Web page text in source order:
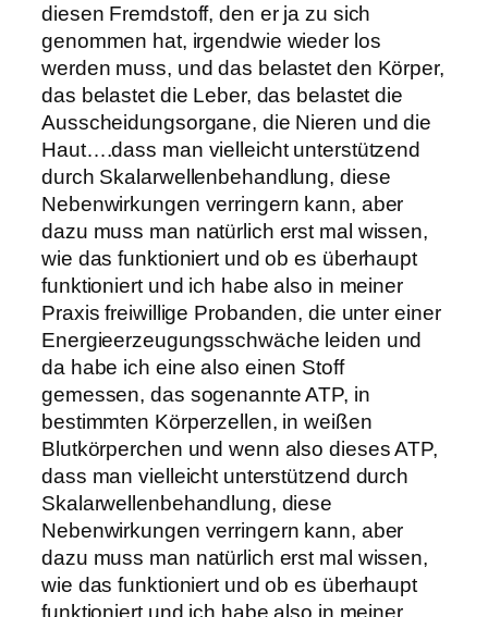
diesen Fremdstoff, den er ja zu sich
genommen hat, irgendwie wieder los
werden muss, und das belastet den Körper,
das belastet die Leber, das belastet die
Ausscheidungsorgane, die Nieren und die
Haut….dass man vielleicht unterstützend
durch Skalarwellenbehandlung, diese
Nebenwirkungen verringern kann, aber
dazu muss man natürlich erst mal wissen,
wie das funktioniert und ob es überhaupt
funktioniert und ich habe also in meiner
Praxis freiwillige Probanden, die unter einer
Energieerzeugungsschwäche leiden und
da habe ich eine also einen Stoff
gemessen, das sogenannte ATP, in
bestimmten Körperzellen, in weißen
Blutkörperchen und wenn also dieses ATP,
dass man vielleicht unterstützend durch
Skalarwellenbehandlung, diese
Nebenwirkungen verringern kann, aber
dazu muss man natürlich erst mal wissen,
wie das funktioniert und ob es überhaupt
funktioniert und ich habe also in meiner